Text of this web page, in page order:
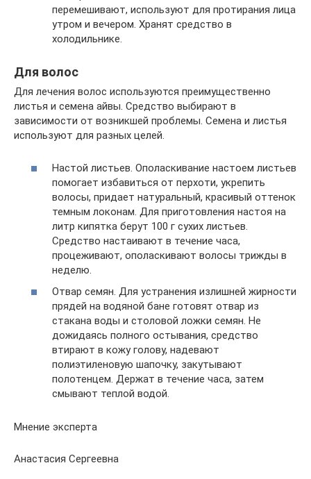
перемешивают, используют для протирания лица
утром и вечером. Хранят средство в
холодильнике.
Для волос
Для лечения волос используются преимущественно
листья и семена айвы. Средство выбирают в
зависимости от возникшей проблемы. Семена и листья
используют для разных целей.
Настой листьев. Ополаскивание настоем листьев
помогает избавиться от перхоти, укрепить
волосы, придает натуральный, красивый оттенок
темным локонам. Для приготовления настоя на
литр кипятка берут 100 г сухих листьев.
Средство настаивают в течение часа,
процеживают, ополаскивают волосы трижды в
неделю.
Отвар семян. Для устранения излишней жирности
прядей на водяной бане готовят отвар из
стакана воды и столовой ложки семян. Не
дожидаясь полного остывания, средство
втирают в кожу голову, надевают
полиэтиленовую шапочку, закутывают
полотенцем. Держат в течение часа, затем
смывают теплой водой.
Мнение эксперта
Анастасия Сергеевна